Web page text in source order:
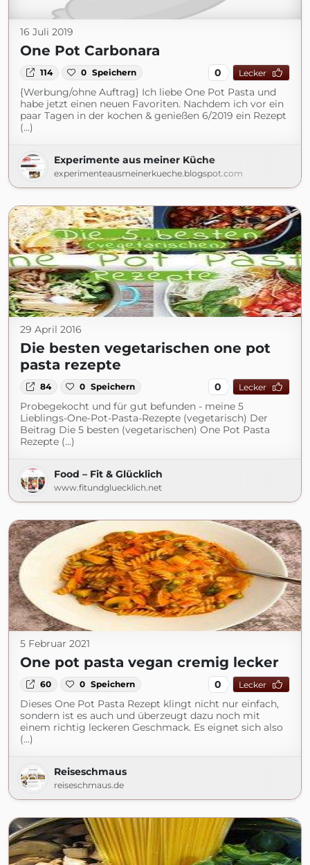
16 Juli 2019
One Pot Carbonara
114 0 Speichern 0 Lecker
{Werbung/ohne Auftrag} Ich liebe One Pot Pasta und
habe jetzt einen neuen Favoriten. Nachdem ich vor ein
paar Tagen in der kochen & genießen 6/2019 ein Rezept
(...)
Experimente aus meiner Küche
experimenteausmeinerkueche.blogspot.com
29 April 2016
Die besten vegetarischen one pot
pasta rezepte
84 0 Speichern 0 Lecker
Probegekocht und für gut befunden - meine 5
Lieblings-One-Pot-Pasta-Rezepte (vegetarisch) Der
Beitrag Die 5 besten (vegetarischen) One Pot Pasta
Rezepte (...)
Food – Fit & Glücklich
www.fitundgluecklich.net
5 Februar 2021
One pot pasta vegan cremig lecker
60 0 Speichern 0 Lecker
Dieses One Pot Pasta Rezept klingt nicht nur einfach,
sondern ist es auch und überzeugt dazu noch mit
einem richtig leckeren Geschmack. Es eignet sich also
(...)
Reiseschmaus
reiseschmaus.de